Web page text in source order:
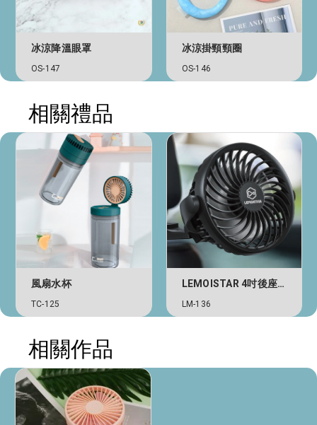
冰涼降溫眼罩
OS-147
冰涼掛頸頸圈
OS-146
相關禮品
風扇水杯
TC-125
LEMOISTAR 4吋後座汽車風扇
LM-136
相關作品